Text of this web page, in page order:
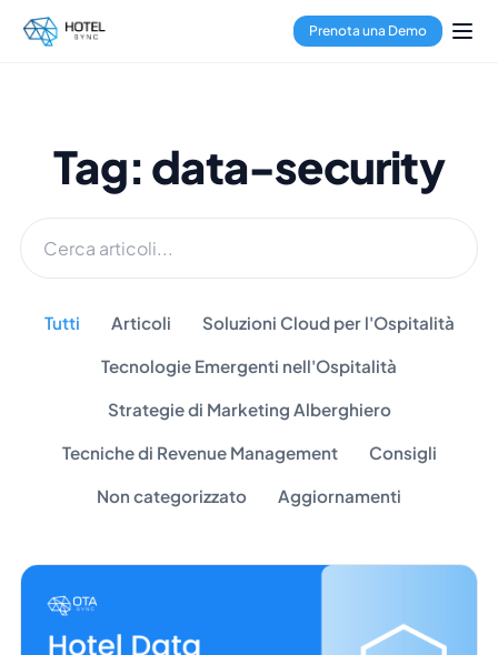
Prenota una Demo
Tag: data-security
Tutti Articoli Soluzioni Cloud per l'Ospitalità
Tecnologie Emergenti nell'Ospitalità
Strategie di Marketing Alberghiero
Tecniche di Revenue Management Consigli
Non categorizzato Aggiornamenti